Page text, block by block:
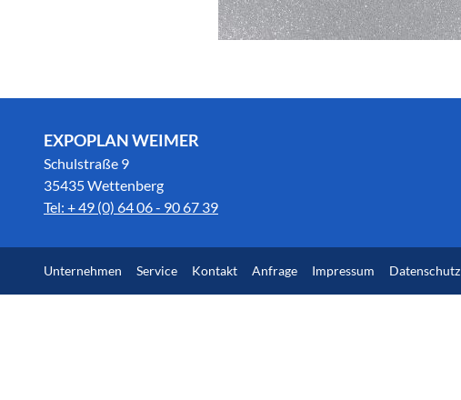
EXPOPLAN WEIMER
Schulstraße 9
35435 Wettenberg
Tel: + 49 (0) 64 06 - 90 67 39
Unternehmen Service Kontakt Anfrage Impressum Datenschutz